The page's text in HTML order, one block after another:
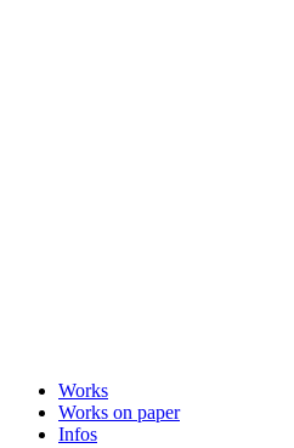
Works
Works on paper
Infos